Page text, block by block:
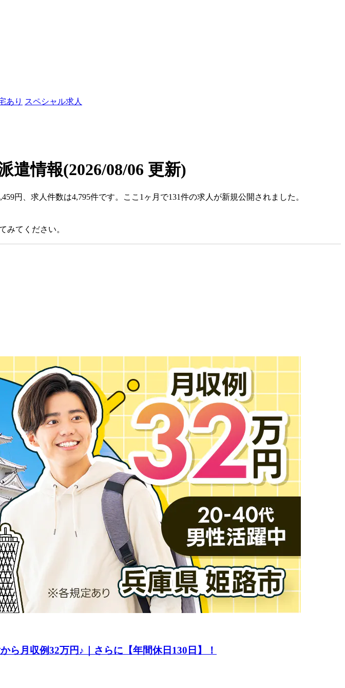
あり スペシャル求人
遣情報(2026/08/06 更新)
円、求人件数は4,795件です。ここ1ヶ月で131件の求人が新規公開されました。
みてください。
ら月収例32万円♪｜さらに【年間休日130日】！